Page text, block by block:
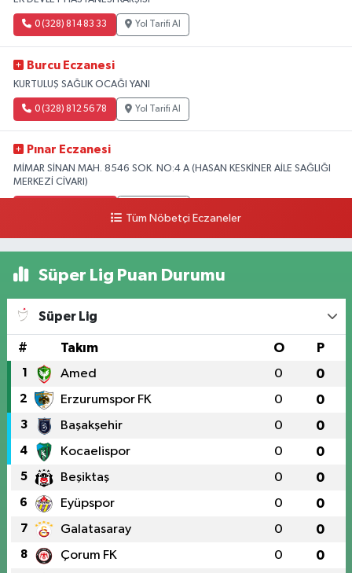
0 (328) 814 83 33 Yol Tarifi Al
Burcu Eczanesi
KURTULUŞ SAĞLIK OCAĞI YANI
0 (328) 812 56 78 Yol Tarifi Al
Pınar Eczanesi
MİMAR SİNAN MAH. 8546 SOK. NO:4 A (HASAN KESKİNER AİLE SAĞLIĞI
MERKEZİ CİVARI)
Tüm Nöbetçi Eczaneler
Süper Lig Puan Durumu
Süper Lig
# Takım O P
1 Amed 0 0
2 Erzurumspor FK 0 0
3 Başakşehir 0 0
4 Kocaelispor 0 0
5 Beşiktaş 0 0
6 Eyüpspor 0 0
7 Galatasaray 0 0
8 Çorum FK 0 0